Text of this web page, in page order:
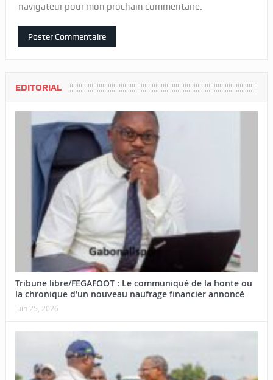
navigateur pour mon prochain commentaire.
EDITORIAL
Tribune libre/FEGAFOOT : Le communiqué de la honte ou
la chronique d’un nouveau naufrage financier annoncé
juin 25, 2026